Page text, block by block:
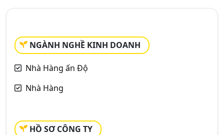
NGÀNH NGHỀ KINH DOANH
Nhà Hàng ấn Độ
Nhà Hàng
HỒ SƠ CÔNG TY